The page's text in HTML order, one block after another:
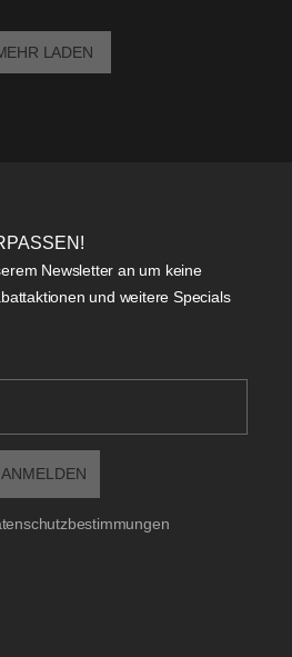
LADEN
Newsletter an um keine
und weitere Specials